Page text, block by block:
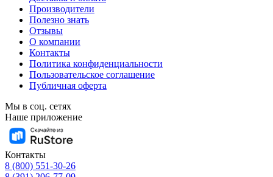
Производители
Полезно знать
Отзывы
О компании
Контакты
Политика конфиденциальности
Пользовательское соглашение
Публичная оферта
Мы в соц. сетях
Наше приложение
Контакты
8 (800) 551-30-26